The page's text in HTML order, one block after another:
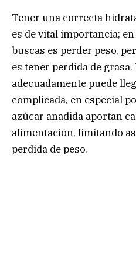
Tener una correcta
es de vital importancia;
buscas es perder peso,
es tener perdida de
adecuadamente puede
complicada, en especial
azúcar añadida aportan
alimentación, limitando
perdida de peso.